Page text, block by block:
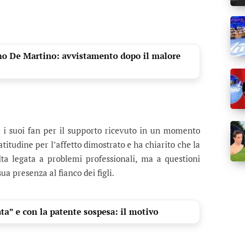
De Martino: avvistamento dopo il malore
suoi fan per il supporto ricevuto in un momento
per l’affetto dimostrato e ha chiarito che la
legata a problemi professionali, ma a questioni
presenza al fianco dei figli.
e con la patente sospesa: il motivo